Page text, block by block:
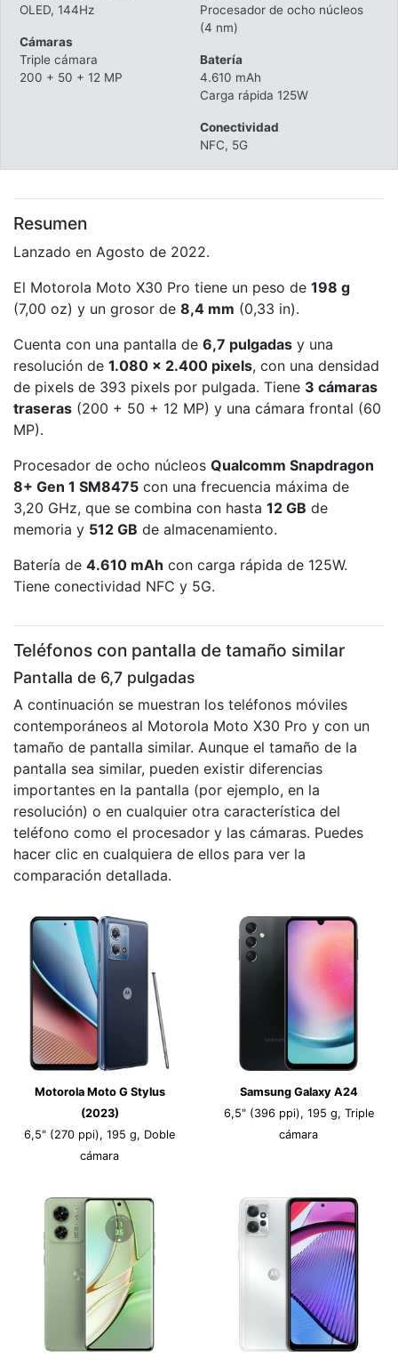
OLED, 144Hz
Cámaras
Triple cámara
200 + 50 + 12 MP
Procesador de ocho núcleos
(4 nm)
Batería
4.610 mAh
Carga rápida 125W
Conectividad
NFC, 5G
Resumen
Lanzado en Agosto de 2022.
El Motorola Moto X30 Pro tiene un peso de 198 g
(7,00 oz) y un grosor de 8,4 mm (0,33 in).
Cuenta con una pantalla de 6,7 pulgadas y una
resolución de 1.080 x 2.400 pixels, con una densidad
de pixels de 393 pixels por pulgada. Tiene 3 cámaras
traseras (200 + 50 + 12 MP) y una cámara frontal (60
MP).
Procesador de ocho núcleos Qualcomm Snapdragon
8+ Gen 1 SM8475 con una frecuencia máxima de
3,20 GHz, que se combina con hasta 12 GB de
memoria y 512 GB de almacenamiento.
Batería de 4.610 mAh con carga rápida de 125W.
Tiene conectividad NFC y 5G.
Teléfonos con pantalla de tamaño similar
Pantalla de 6,7 pulgadas
A continuación se muestran los teléfonos móviles
contemporáneos al Motorola Moto X30 Pro y con un
tamaño de pantalla similar. Aunque el tamaño de la
pantalla sea similar, pueden existir diferencias
importantes en la pantalla (por ejemplo, en la
resolución) o en cualquier otra característica del
teléfono como el procesador y las cámaras. Puedes
hacer clic en cualquiera de ellos para ver la
comparación detallada.
Motorola Moto G Stylus
(2023)
6,5" (270 ppi), 195 g, Doble
cámara
Samsung Galaxy A24
6,5" (396 ppi), 195 g, Triple
cámara